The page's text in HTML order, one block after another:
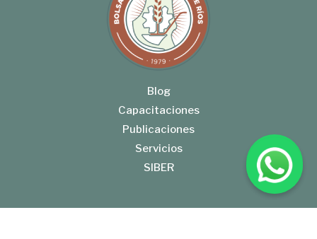
Blog
Capacitaciones
Publicaciones
Servicios
SIBER